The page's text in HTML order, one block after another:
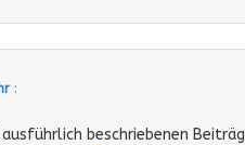
:
beschriebenen